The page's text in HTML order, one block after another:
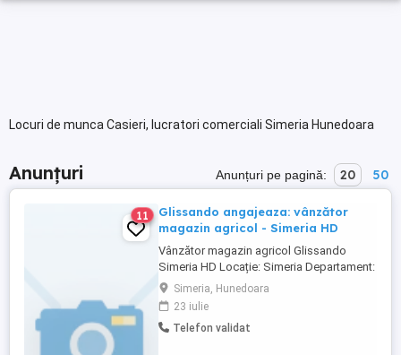
Locuri de munca Casieri, lucratori comerciali Simeria Hunedoara
Anunțuri Anunțuri pe pagină: 20 50
11
Glissando angajeaza: vânzător
magazin agricol - Simeria HD
Vânzător magazin agricol Glissando
Simeria HD Locație: Simeria Departament:
Vânzări Tipul job-ului: Full Time CERINȚE:
- Studii medii - Experiența vânzării într-un
magazin agricol este un avantaj - Abilităţi
de bază calculator şi de utilizare aplicaţii
Simeria, Hunedoara
23 iulie
Telefon validat